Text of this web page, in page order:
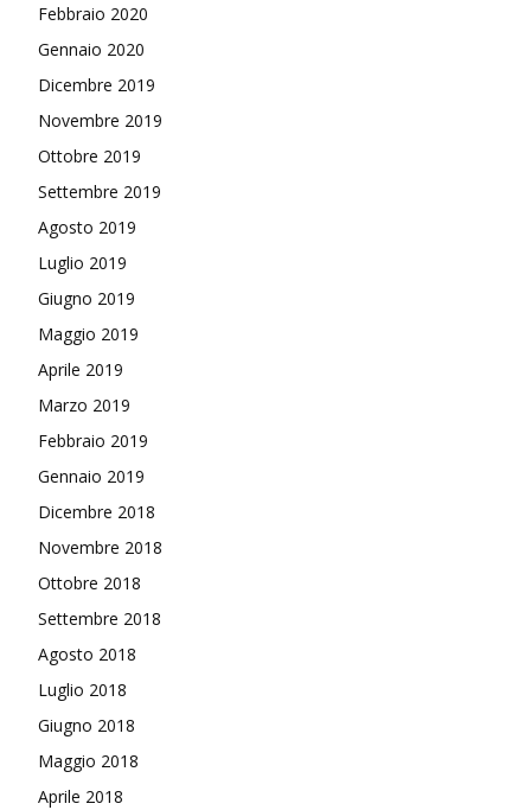
Febbraio 2020
Gennaio 2020
Dicembre 2019
Novembre 2019
Ottobre 2019
Settembre 2019
Agosto 2019
Luglio 2019
Giugno 2019
Maggio 2019
Aprile 2019
Marzo 2019
Febbraio 2019
Gennaio 2019
Dicembre 2018
Novembre 2018
Ottobre 2018
Settembre 2018
Agosto 2018
Luglio 2018
Giugno 2018
Maggio 2018
Aprile 2018